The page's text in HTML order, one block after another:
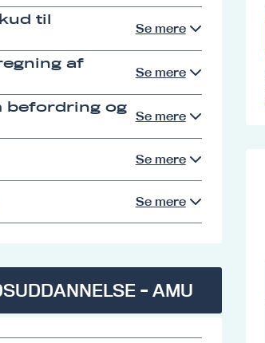
til
Se mere
af
Se mere
befordring og
Se mere
Se mere
Se mere
- AMU